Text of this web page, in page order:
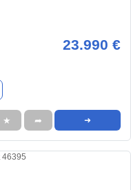
23.990 €
★ ➦ ➜